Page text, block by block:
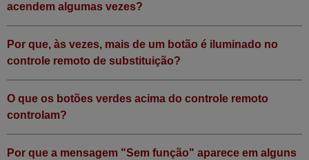
acendem algumas vezes?
Por que, às vezes, mais de um botão é iluminado no
controle remoto de substituição?
O que os botões verdes acima do controle remoto
controlam?
Por que a mensagem "Sem função" aparece em alguns